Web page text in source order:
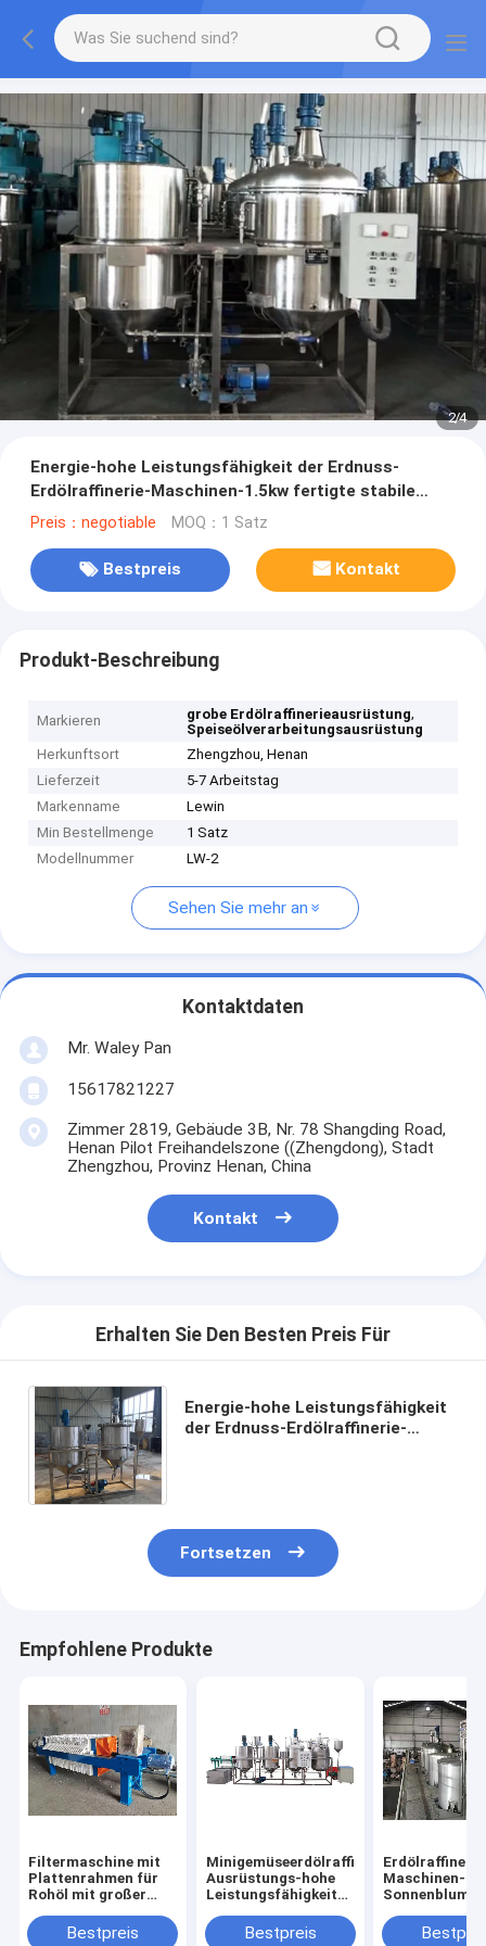
2/4
Energie-hohe Leistungsfähigkeit der Erdnuss-
Erdölraffinerie-Maschinen-1.5kw fertigte stabile
Leistung besonders an
Preis：negotiable MOQ：1 Satz
Bestpreis Kontakt
Produkt-Beschreibung
Markieren grobe Erdölraffinerieausrüstung,
Speiseölverarbeitungsausrüstung
Herkunftsort
Zhengzhou, Henan
Lieferzeit
5-7 Arbeitstag
Markenname
Lewin
Min Bestellmenge
1 Satz
Modellnummer
LW-2
Sehen Sie mehr an
Kontaktdaten
Mr. Waley Pan
15617821227
Zimmer 2819, Gebäude 3B, Nr. 78 Shangding Road,
Henan Pilot Freihandelszone ((Zhengdong), Stadt
Zhengzhou, Provinz Henan, China
Kontakt
Erhalten Sie Den Besten Preis Für
Energie-hohe Leistungsfähigkeit
der Erdnuss-Erdölraffinerie-
Fortsetzen
Empfohlene Produkte
Filtermaschine mit
Plattenrahmen für
Rohöl mit großer
Bestpreis
Minigemüseerdölraffinerie-
Ausrüstungs-hohe
Leistungsfähigkeits-
Raffinierungs-
Bestpreis
Maschinen-
Prozess-